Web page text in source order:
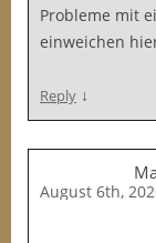
Probleme mit
einweichen
Reply ↓
August 6th,